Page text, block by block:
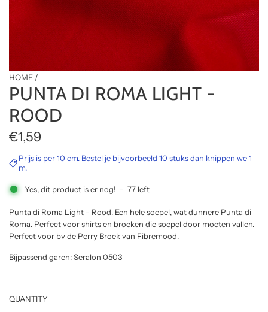
HOME /
PUNTA DI ROMA LIGHT -
ROOD
R
e
u
l
a
r
r
€1,59
Prijs is per 10 cm. Bestel je bijvoorbeeld 10 stuks dan knippen we 1
m.
Yes, dit product is er nog! - 77 left
Punta di Roma Light - Rood. Een hele soepel, wat dunnere Punta di
Roma. Perfect voor shirts en broeken die soepel door moeten vallen.
Perfect voor bv de Perry Broek van Fibremood.
Bijpassend garen: Seralon 0503
QUANTITY